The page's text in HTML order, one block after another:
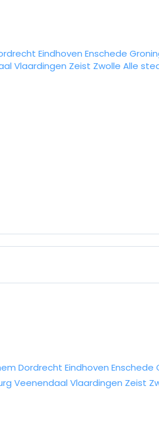
Eindhoven Enschede
Vlaardingen Zeist Zwolle Alle
Dordrecht Eindhoven Enschede
Veenendaal Vlaardingen Zeist